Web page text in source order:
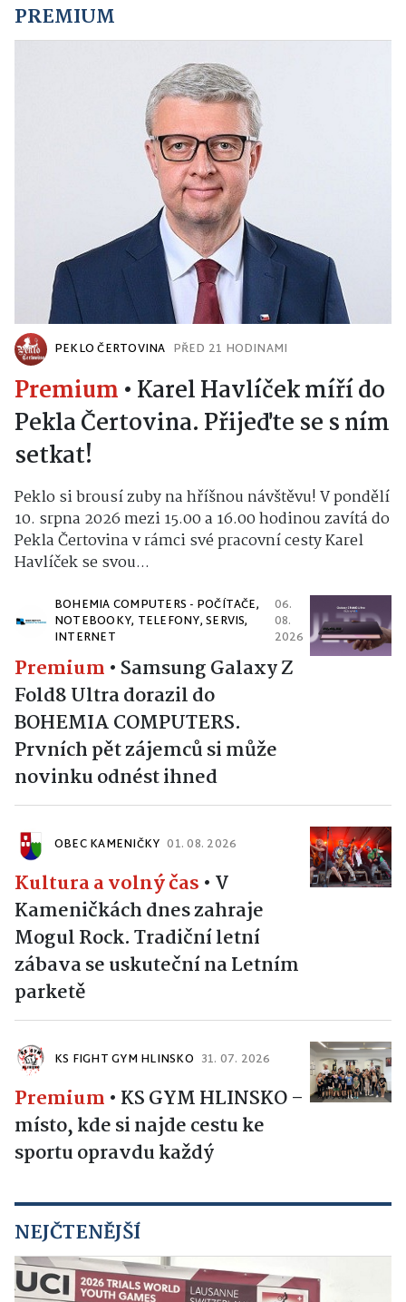
PREMIUM
PEKLO ČERTOVINA PŘED 21 HODINAMI
Premium • Karel Havlíček míří do
Pekla Čertovina. Přijeďte se s ním
setkat!
Peklo si brousí zuby na hříšnou návštěvu! V pondělí
10. srpna 2026 mezi 15.00 a 16.00 hodinou zavítá do
Pekla Čertovina v rámci své pracovní cesty Karel
Havlíček se svou...
BOHEMIA COMPUTERS - POČÍTAČE,
NOTEBOOKY, TELEFONY, SERVIS,
INTERNET
06.
08.
2026
Premium • Samsung Galaxy Z
Fold8 Ultra dorazil do
BOHEMIA COMPUTERS.
Prvních pět zájemců si může
novinku odnést ihned
OBEC KAMENIČKY 01. 08. 2026
Kultura a volný čas • V
Kameničkách dnes zahraje
Mogul Rock. Tradiční letní
zábava se uskuteční na Letním
parketě
KS FIGHT GYM HLINSKO 31. 07. 2026
Premium • KS GYM HLINSKO –
místo, kde si najde cestu ke
sportu opravdu každý
NEJČTENĚJŠÍ